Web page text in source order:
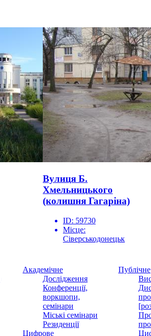
Вулиця Б.
Хмельницького
(колишня Гагаріна)
ID: 59730
Місце:
Сіверськодонецьк
Академічне
Дослідження
Конференції,
воркшопи,
семінари
Міські семінари
Резиденції
Цифрове
Публічне